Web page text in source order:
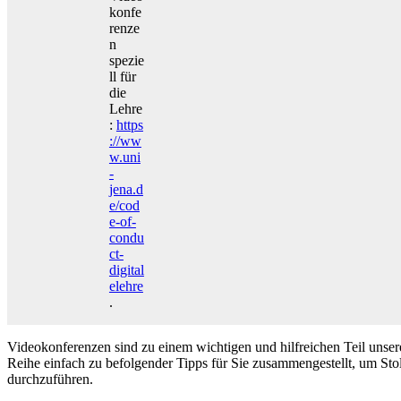
konfe
renze
n
spezie
ll für
die
Lehre
: https
://ww
w.uni
-
jena.d
e/cod
e-of-
condu
ct-
digital
elehre
.
Videokonferenzen sind zu einem wichtigen und hilfreichen Teil
Reihe einfach zu befolgender Tipps für Sie zusammengestellt, um
durchzuführen.